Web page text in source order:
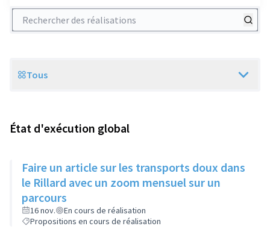
Rechercher des réalisations
Scope
Tous
État d'exécution global
Faire un article sur les transports doux dans
le Rillard avec un zoom mensuel sur un
parcours
16 nov.
En cours de réalisation
Propositions en cours de réalisation